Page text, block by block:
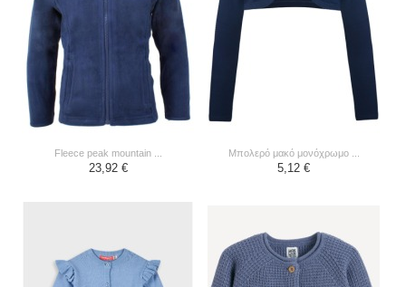
fleece peak mountain ...
23,92 €
μπολερό μακό μονόχρωμο ...
5,12 €